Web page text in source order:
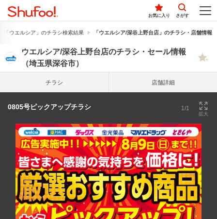
お気に入り さがす
「ウエルシア」のチラシ検索結果 「ウエルシア/深谷上野台店」のチラシ・店舗情報
ウエルシア/深谷上野台店のチラシ・セール情報
（埼玉県深谷市）
チラシ 店舗詳細
0805号ピックアップチラシ 1/1
拡大